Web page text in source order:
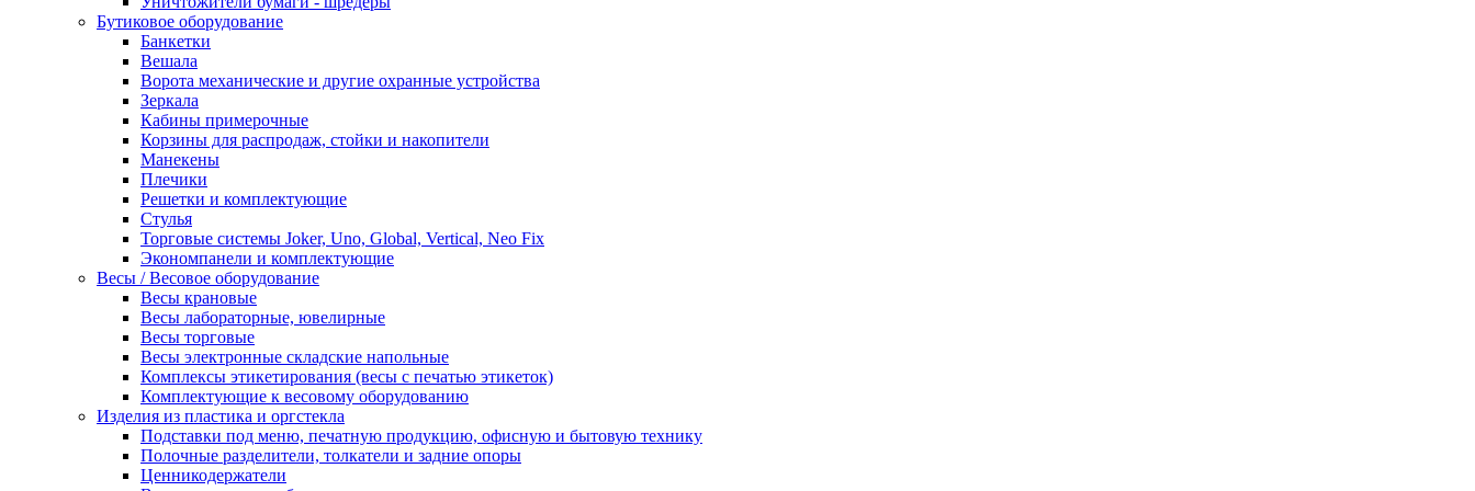
Бутиковое оборудование
Банкетки
Вешала
Ворота механические и другие охранные устройства
Зеркала
Кабины примерочные
Корзины для распродаж, стойки и накопители
Манекены
Плечики
Решетки и комплектующие
Стулья
Торговые системы Joker, Uno, Global, Vertical, Neo Fix
Экономпанели и комплектующие
Весы / Весовое оборудование
Весы крановые
Весы лабораторные, ювелирные
Весы торговые
Весы электронные складские напольные
Комплексы этикетирования (весы с печатью этикеток)
Комплектующие к весовому оборудованию
Изделия из пластика и оргстекла
Подставки под меню, печатную продукцию, офисную и бытовую технику
Полочные разделители, толкатели и задние опоры
Ценникодержатели